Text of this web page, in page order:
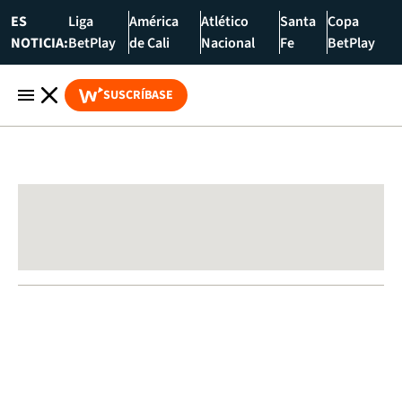
ES
NOTICIA:
Liga
BetPlay
América
de Cali
Atlético
Nacional
Santa
Fe
Copa
BetPlay
SUSCRÍBASE